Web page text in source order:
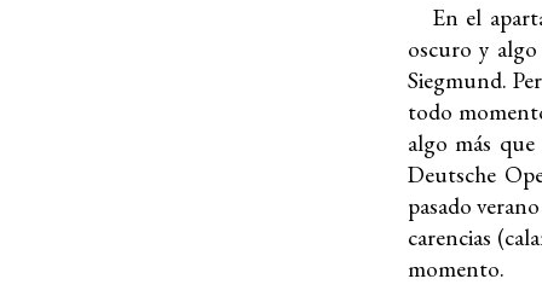
En el
oscuro y
Siegmund.
todo
algo más
Deutsche
pasado
carencias
momento.